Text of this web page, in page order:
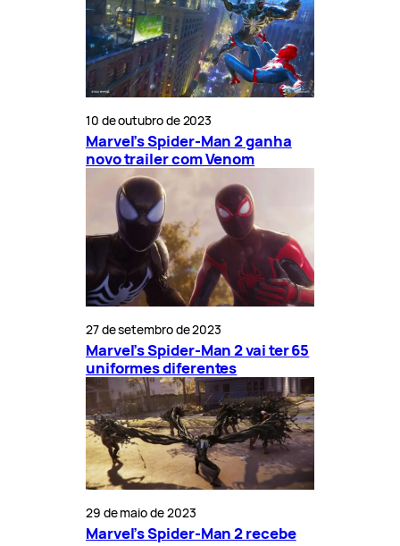
10 de outubro de 2023
Marvel’s Spider-Man 2 ganha
novo trailer com Venom
27 de setembro de 2023
Marvel’s Spider-Man 2 vai ter 65
uniformes diferentes
29 de maio de 2023
Marvel’s Spider-Man 2 recebe